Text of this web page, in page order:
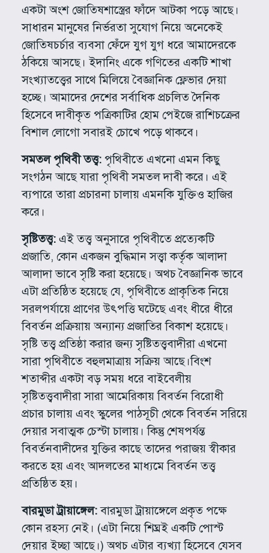
একটা অংশ জোতিষশাস্ত্রের ফাঁদে আটকা পড়ে আছে।
সাধারন মানুষের নির্ভরতা সুযোগ নিয়ে অনেকেই
জোতিষচর্চার ব্যবসা ফেঁদে যুগ যুগ ধরে আমাদেরকে
ঠকিয়ে আসছে। ইদানিং একে গণিতের একটি শাখা
সংখ্যাতত্ত্বের সাথে মিলিয়ে বৈজ্ঞানিক ফ্লেভার দেয়া
হচ্ছে। আমাদের দেশের সর্বাধিক প্রচলিত দৈনিক
হিসেবে দাবীকৃত পত্রিকাটির হোম পেইজে রাশিচক্রের
বিশাল লোগো সবারই চোখে পড়ে থাকবে।
সমতল পৃথিবী তত্ত্ব:পৃথিবীতে এখনো এমন কিছু
সংগঠন আছে যারা পৃথিবী সমতল দাবী করে। এই
ব্যপারে তারা প্রচারনা চালায় এমনকি যুক্তিও হাজির
করে।
সৃষ্টিতত্ত্ব:এই তত্ত্ব অনুসারে পৃথিবীতে প্রত্যেকটি
প্রজাতি, কোন একজন বুদ্ধিমান সত্ত্বা কর্তৃক আলাদা
আলাদা ভাবে সৃষ্টি করা হয়েছে। অথচ বৈজ্ঞানিক ভাবে
এটা প্রতিষ্ঠিত হয়েছে যে, পৃথিবীতে প্রাকৃতিক নিয়ে
সরলপর্যায়ে প্রাণের উৎপত্তি ঘটেছে এবং ধীরে ধীরে
বিবর্তন প্রক্রিয়ায় অন্যান্য প্রজাতির বিকাশ হয়েছে।
সৃষ্টি তত্ত্ব প্রতিষ্ঠা করার জন্য সৃষ্টিতত্ত্ববাদীরা এখনো
সারা পৃথিবীতে বহুলমাত্রায় সক্রিয় আছে।বিংশ
শতাব্দীর একটা বড় সময় ধরে বাইবেলীয়
সৃষ্টিতত্ত্ববাদীরা সারা আমেরিকায় বিবর্তন বিরোধী
প্রচার চালায় এবং স্কুলের পাঠসূচী থেকে বিবর্তন সরিয়ে
দেয়ার সবাত্মক চেস্টা চালায়। কিন্তু শেষপর্যন্ত
বিবর্তনবাদীদের যুক্তির কাছে তাদের পরাজয় স্বীকার
করতে হয় এবং আদলতের মাধ্যমে বিবর্তন তত্ত্ব
প্রতিষ্ঠিত হয়।
বারমুডা ট্রায়াঙ্গেল:বারমুডা ট্রায়াঙ্গেলে প্রকৃত পক্ষে
কোন রহস্য নেই। (এটা নিয়ে শিঘ্রই একটি পোস্ট
দেয়ার ইচ্ছা আছে।) অথচ এটার ব্যখ্যা হিসেবে যেসব